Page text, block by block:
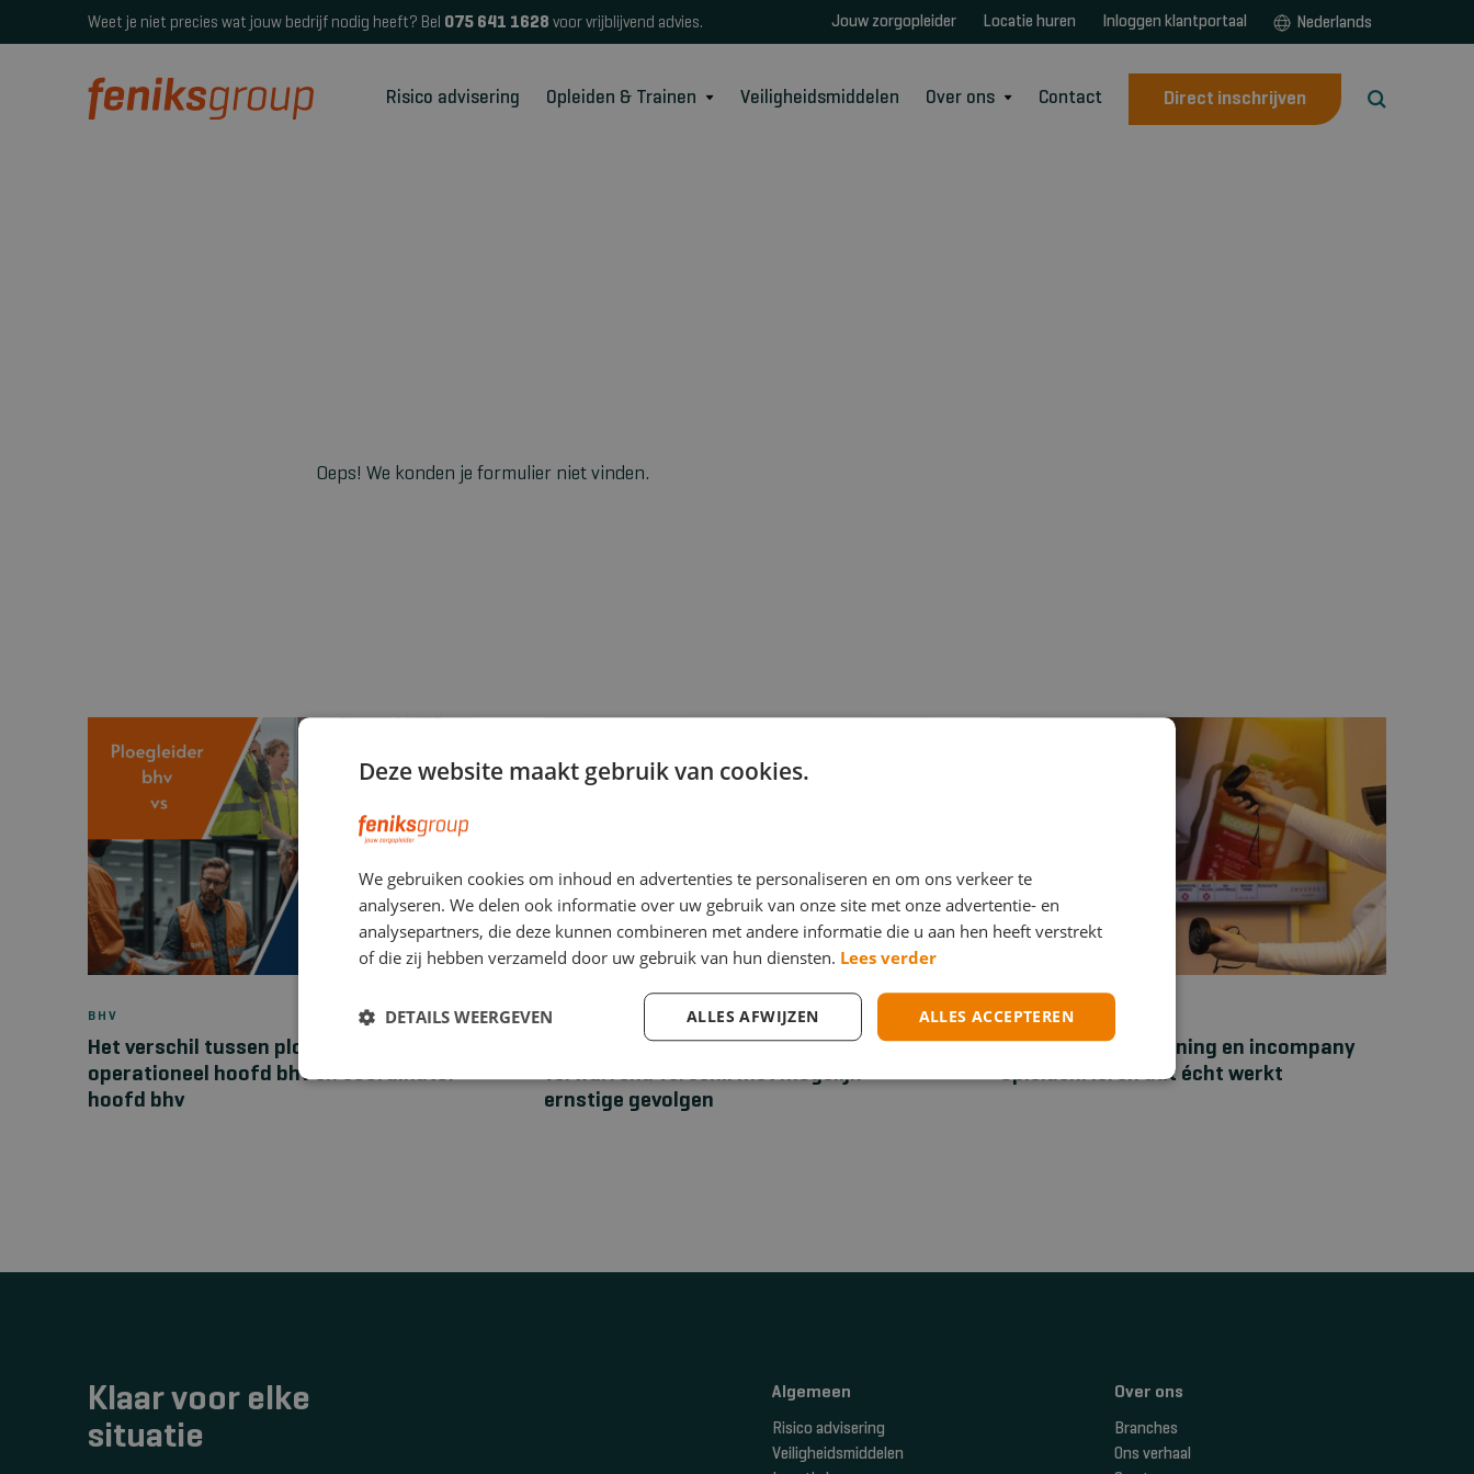
Weet je niet precies wat jouw bedrijf nodig heeft? Bel 075 641 1628 voor vrijblijvend advies. Jouw zorgopleider Locatie huren Inloggen klantportaal Nederlands
Risico advisering Opleiden & Trainen Veiligheidsmiddelen Over ons Contact Direct inschrijven
Oeps! We konden je formulier niet vinden.
BHV
Het verschil tussen ploegleider bhv,
operationeel hoofd bhv en coördinator
hoofd bhv
EHBO
Stuwband versus tourniquet: een
verwarrend verschil met mogelijk
ernstige gevolgen
NIEUWS
Bhv‑maatwerktraining en incompany
opleiden: leren dat écht werkt
Klaar voor elke
situatie
Algemeen
Risico advisering
Veiligheidsmiddelen
Over ons
Branches
Ons verhaal
Deze website maakt gebruik van cookies.
We gebruiken cookies om inhoud en advertenties te personaliseren en om ons verkeer te
analyseren. We delen ook informatie over uw gebruik van onze site met onze advertentie- en
analysepartners, die deze kunnen combineren met andere informatie die u aan hen heeft verstrekt
of die zij hebben verzameld door uw gebruik van hun diensten. Lees verder
ALLES ACCEPTEREN
ALLES AFWIJZEN
DETAILS WEERGEVEN